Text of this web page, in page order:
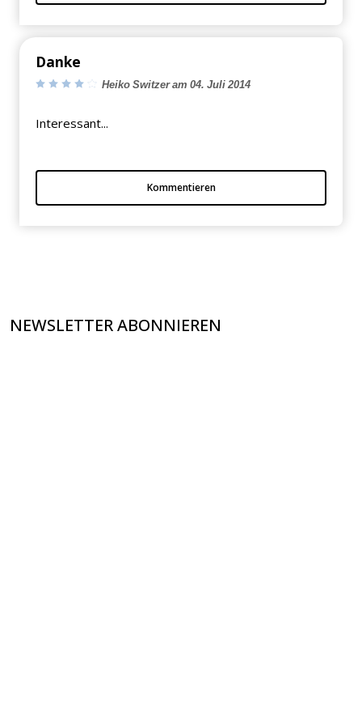
Danke
Heiko Switzer am 04. Juli 2014
Interessant...
Kommentieren
NEWSLETTER ABONNIEREN
VERPASSEN
Updates direkt in Ihr Postfach. Kostenlos und